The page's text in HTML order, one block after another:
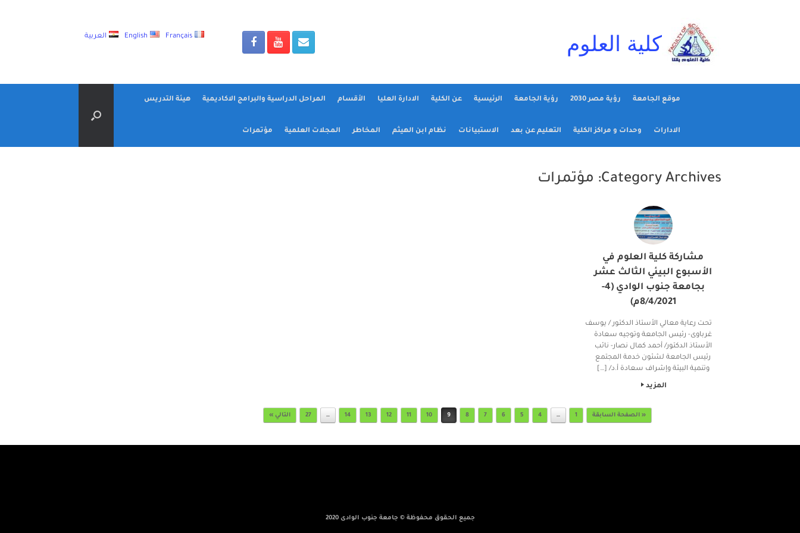
كلية العلوم العربية English Français
موقع الجامعة رؤية مصر 2030 رؤية الجامعة الرئيسية عن الكلية الادارة العليا الأقسام المراحل الدراسية والبرامج الاكاديمية هيئة التدريس
الادارات وحدات و مراكز الكلية التعليم عن بعد الاستبيانات نظام ابن الهيثم المخاطر المجلات العلمية مؤتمرات
Category Archives: مؤتمرات
مشاركة كلية العلوم في
الأسبوع البيئي الثالث عشر
بجامعة جنوب الوادي (4-
8/4/2021م)
تحت رعاية معالي الأستاذ الدكتور / يوسف
غرباوى- رئيس الجامعة وتوجيه سعادة
الأستاذ الدكتور/ أحمد كمال نصار- نائب
رئيس الجامعة لشئون خدمة المجتمع
وتنمية البيئة وإشراف سعادة أ.د/ […]
المزيد
« الصفحة السابقة 1
…
4
5
6
7
8
9
10
11
12
13
14
…
27 التالي »
جميع الحقوق محفوظة © جامعة جنوب الوادى 2020